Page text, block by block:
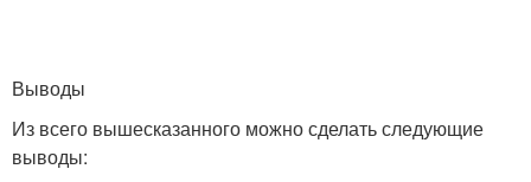
Выводы
Из всего вышесказанного можно сделать следующие
выводы: